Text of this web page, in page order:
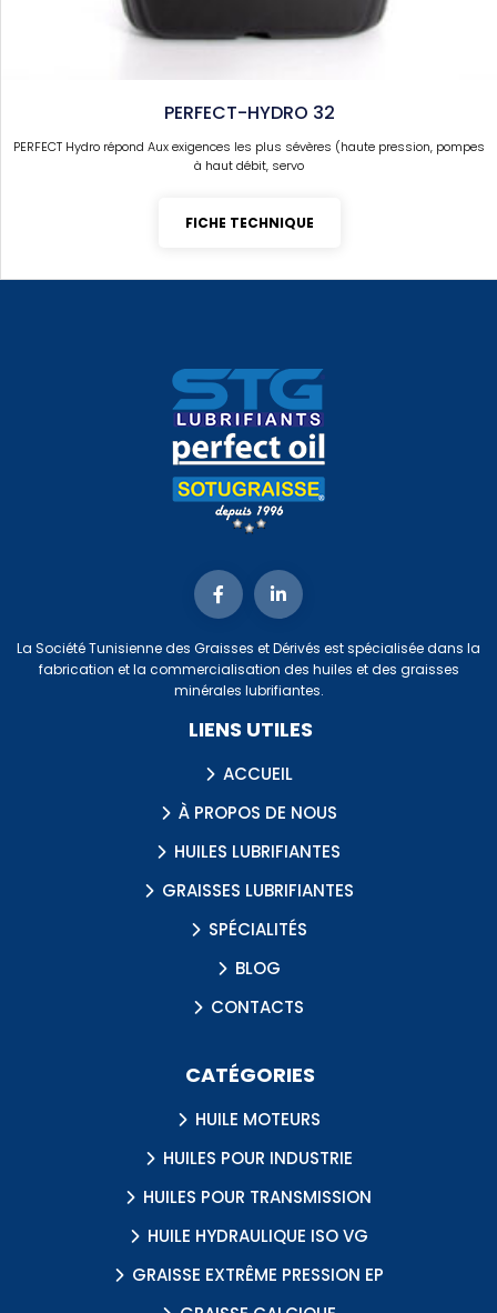
PERFECT-HYDRO 32
PERFECT Hydro répond Aux exigences les plus sévères (haute pression, pompes
à haut débit, servo
FICHE TECHNIQUE
La Société Tunisienne des Graisses et Dérivés est spécialisée dans la
fabrication et la commercialisation des huiles et des graisses
minérales lubrifiantes.
LIENS UTILES
ACCUEIL
À PROPOS DE NOUS
HUILES LUBRIFIANTES
GRAISSES LUBRIFIANTES
SPÉCIALITÉS
BLOG
CONTACTS
CATÉGORIES
HUILE MOTEURS
HUILES POUR INDUSTRIE
HUILES POUR TRANSMISSION
HUILE HYDRAULIQUE ISO VG
GRAISSE EXTRÊME PRESSION EP